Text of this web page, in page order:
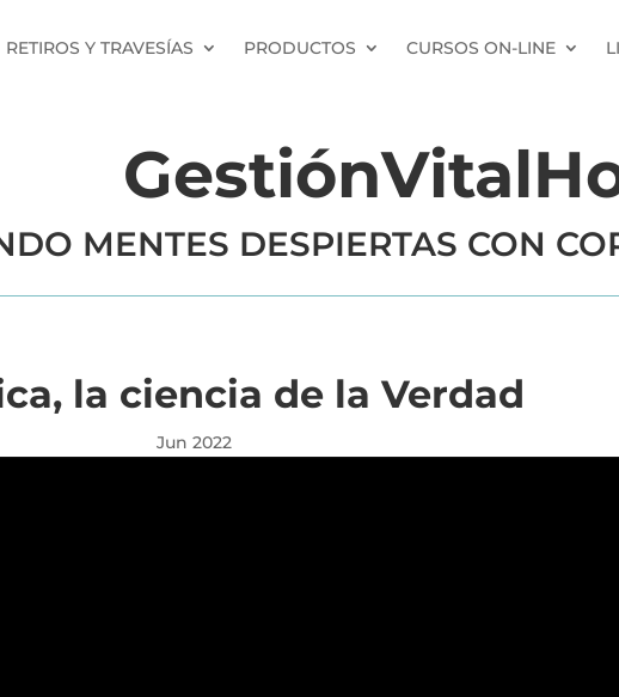
RETIROS Y TRAVESÍAS PRODUCTOS CURSOS ON-LINE
MENTES DESPIERTAS CON
la ciencia de la Verdad
Jun 2022